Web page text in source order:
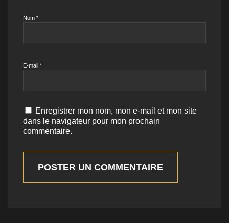
Nom *
E-mail *
Enregistrer mon nom, mon e-mail et mon site
dans le navigateur pour mon prochain
commentaire.
POSTER UN COMMENTAIRE